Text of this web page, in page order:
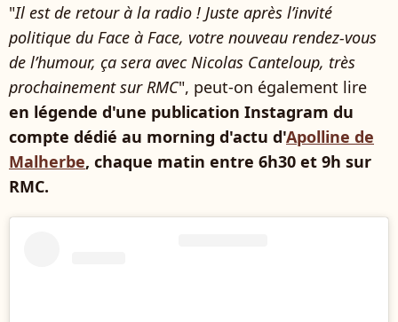
"Il est de retour à la radio ! Juste après l’invité
politique du Face à Face, votre nouveau rendez-vous
de l’humour, ça sera avec Nicolas Canteloup, très
prochainement sur RMC", peut-on également lire
en légende d'une publication Instagram du
compte dédié au morning d'actu d'Apolline de
Malherbe, chaque matin entre 6h30 et 9h sur
RMC.